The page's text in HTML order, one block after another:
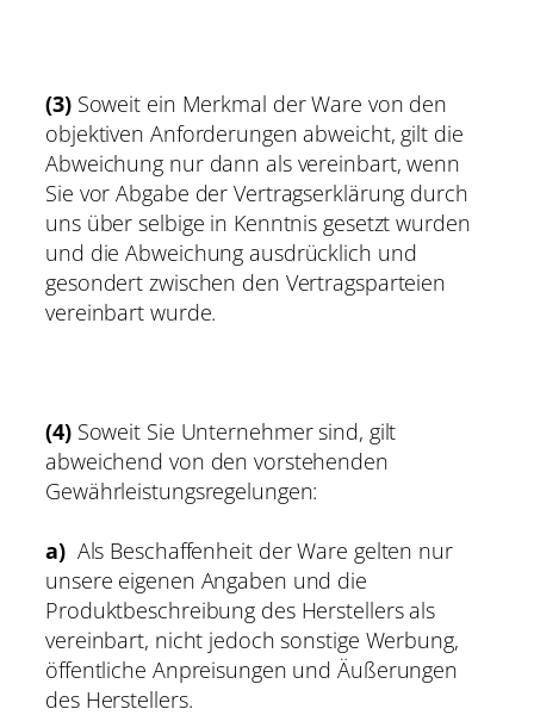
(3) Soweit ein Merkmal der Ware von den
objektiven Anforderungen abweicht, gilt die
Abweichung nur dann als vereinbart, wenn
Sie vor Abgabe der Vertragserklärung durch
uns über selbige in Kenntnis gesetzt wurden
und die Abweichung ausdrücklich und
gesondert zwischen den Vertragsparteien
vereinbart wurde.
(4)Soweit Sie Unternehmer sind, gilt
abweichend von den vorstehenden
Gewährleistungsregelungen:
a) Als Beschaffenheit der Ware gelten nur
unsere eigenen Angaben und die
Produktbeschreibung des Herstellers als
vereinbart, nicht jedoch sonstige Werbung,
öffentliche Anpreisungen und Äußerungen
des Herstellers.